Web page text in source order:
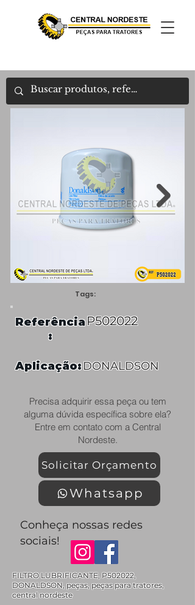
Tags:
Referência
:
P502022
Aplicação:DONALDSON
Precisa adquirir essa peça ou tem
alguma dúvida específica sobre ela?
Entre em contato com a Central
Nordeste.
Solicitar Orçamento
Whatsapp
Conheça nossas redes
sociais!
FILTRO LUBRIFICANTE, P502022,
DONALDSON, peças, peças para tratores,
central nordeste